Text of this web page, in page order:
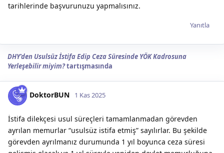
tarihlerinde başvurunuzu yapmalısınız.
Yanıtla
DHY'den Usulsüz İstifa Edip Ceza Süresinde YÖK Kadrosuna
Yerleşebilir miyim?tartışmasında
DoktorBUN 1 Kas 2025
İstifa dilekçesi usul süreçleri tamamlanmadan görevden
ayrılan memurlar “usulsüz istifa etmiş” sayılırlar. Bu şekilde
görevden ayrılmanız durumunda 1 yıl boyunca ceza süresi